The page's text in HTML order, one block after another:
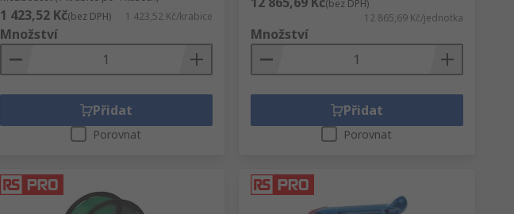
1 423,52 Kč(bez DPH) 1 423,52 Kč/krabice
Množství
Přidat
Porovnat
(bez DPH)
12 865,69 Kč/jednotka
Množství
Přidat
Porovnat